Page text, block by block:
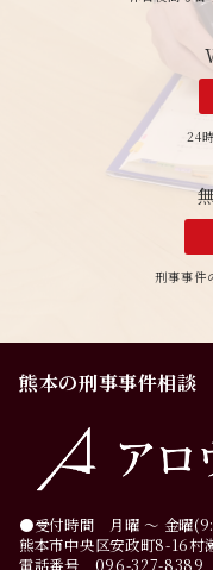
24
刑事事件
熊本の刑事事件相談
●受付時間 月曜 ～ 金曜
熊本市中央区安政町8-16村
電話番号 096-327-8389